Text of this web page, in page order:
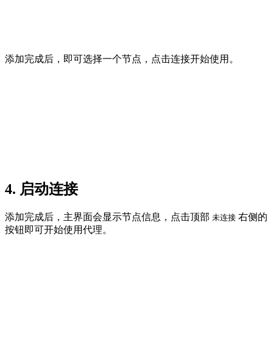
添加完成后，即可选择一个节点，点击连接开始使用。
4. 启动连接
添加完成后，主界面会显示节点信息，点击顶部 未连接 右侧的
按钮即可开始使用代理。